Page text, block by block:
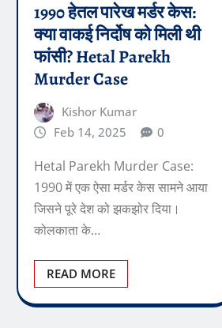
1990 हेतल पारेख मर्डर केस:
क्या वाकई निर्दोष को मिली थी
फांसी? Hetal Parekh
Murder Case
Kishor Kumar
Feb 14, 2025
0
Hetal Parekh Murder Case:
1990 में एक ऐसा मर्डर केस सामने आया
जिसने पूरे देश को झकझोर दिया।
कोलकाता के…
READ MORE